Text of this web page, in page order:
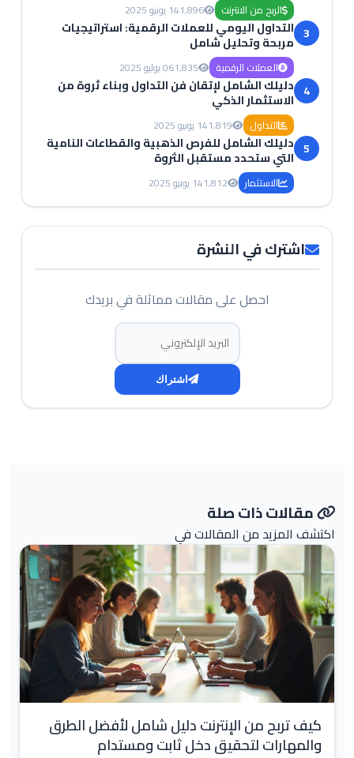
الربح من الانترنت 1,89614 يونيو 2025
3 التداول اليومي للعملات الرقمية: استراتيجيات
مربحة وتحليل شامل
العملات الرقمية 1,83506 يوليو 2025
4 دليلك الشامل لإتقان فن التداول وبناء ثروة من
الاستثمار الذكي
التداول 1,81914 يونيو 2025
5 دليلك الشامل للفرص الذهبية والقطاعات النامية
التي ستحدد مستقبل الثروة
الاستثمار 1,81214 يونيو 2025
اشترك في النشرة
احصل على مقالات مماثلة في بريدك
البريد الإلكتروني
اشتراك
مقالات ذات صلة
اكتشف المزيد من المقالات في
كيف تربح من الإنترنت دليل شامل لأفضل الطرق
والمهارات لتحقيق دخل ثابت ومستدام